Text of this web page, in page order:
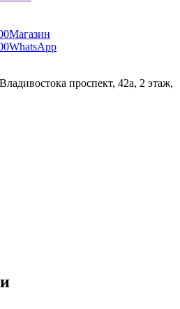
Магазин
WhatsApp
проспект, 42а, 2 этаж,